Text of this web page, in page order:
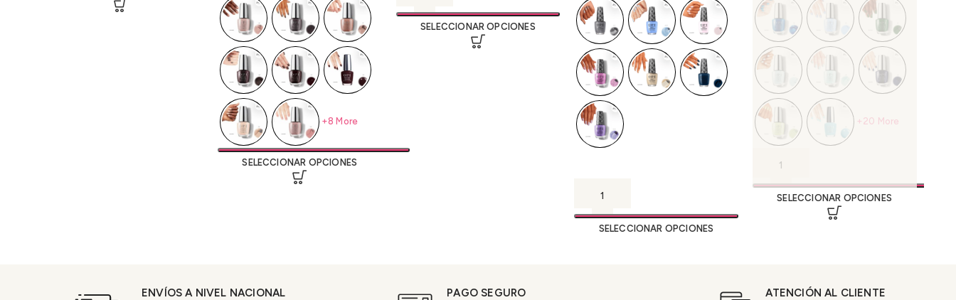
+8 More
SELECCIONAR OPCIONES
SELECCIONAR OPCIONES
SELECCIONAR OPCIONES
+20 More
SELECCIONAR OPCIONES
ENVÍOS A NIVEL NACIONAL PAGO SEGURO ATENCIÓN AL CLIENTE